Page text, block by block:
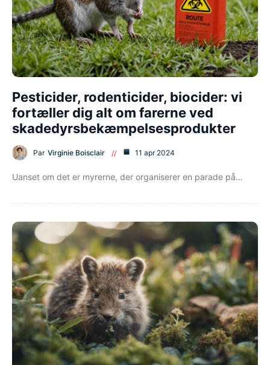
Pesticider, rodenticider, biocider: vi
fortæller dig alt om farerne ved
skadedyrsbekæmpelsesprodukter
Par Virginie Boisclair 11 apr 2024
Uanset om det er myrerne, der organiserer en parade på…